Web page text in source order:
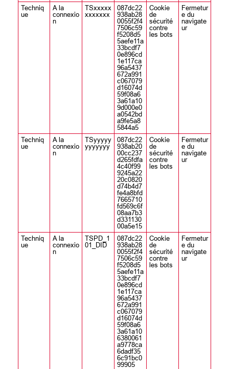
Techniq
ue
A la
connexio
n
TSxxxxx
xxxxxxx
087dc22
938ab28
0055f2f4
7506c59
f5208d5
5aefe11a
33bcdf7
0e896cd
1e117ca
96a5437
672a991
c067079
d16074d
59f08a6
3a61a10
9d000e0
a0542bd
a9fe5a8
5844a5
Cookie
de
sécurité
contre
les bots
Fermetur
e du
navigate
ur
Techniq
ue
A la
connexio
n
TSyyyyy
yyyyyyy
087dc22
938ab20
00cc237
d265fdfa
4c40f99
9245a22
20c0820
d74b4d7
fe4a8bfd
7665710
fd569c6f
08aa7b3
d331130
00a5e15
Cookie
de
sécurité
contre
les bots
Fermetur
e du
navigate
ur
Techniq
ue
A la
connexio
n
TSPD_1
01_DID
087dc22
938ab28
0055f2f4
7506c59
f5208d5
5aefe11a
33bcdf7
0e896cd
1e117ca
96a5437
672a991
c067079
d16074d
59f08a6
3a61a10
6380061
a9778ca
6dadf35
6c91bc0
99905
Cookie
de
sécurité
contre
les bots
Fermetur
e du
navigate
ur